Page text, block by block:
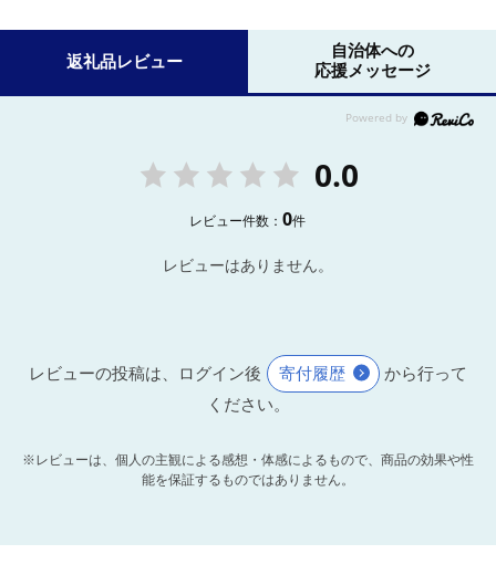
返礼品レビュー
自治体への
応援メッセージ
0.0
レビュー件数：0件
レビューはありません。
レビューの投稿は、ログイン後 寄付履歴
から行って
ください。
※レビューは、個人の主観による感想・体感によるもので、商品の効果や性
能を保証するものではありません。